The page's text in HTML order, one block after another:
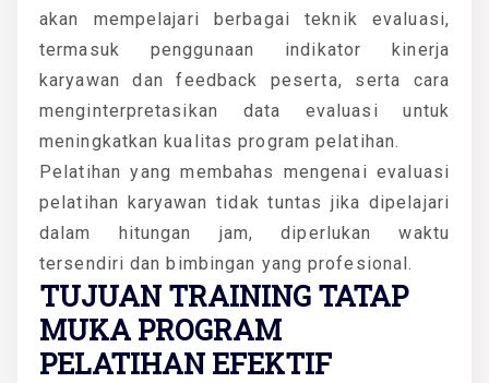
akan mempelajari berbagai teknik evaluasi,
termasuk penggunaan indikator kinerja
karyawan dan feedback peserta, serta cara
menginterpretasikan data evaluasi untuk
meningkatkan kualitas program pelatihan.
Pelatihan yang membahas mengenai evaluasi
pelatihan karyawan tidak tuntas jika dipelajari
dalam hitungan jam, diperlukan waktu
tersendiri dan bimbingan yang profesional.
TUJUAN TRAINING TATAP
MUKA PROGRAM
PELATIHAN EFEKTIF